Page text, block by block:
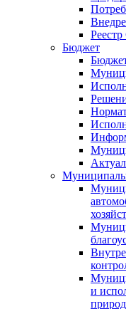
Бюджет
и